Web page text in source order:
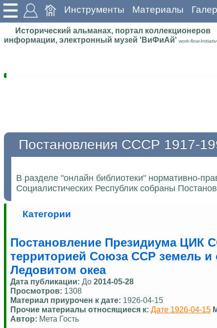
Инструменты Материалы
Исторический альманах, портал коллекционеров
информации, электронный музей 'ВиФиАй' work-flow-
Постановления СССР 1917-
В разделе "онлайн библиотеки" нормативно-
Социалистических Республик собраны
Категории
Постановление Президиума ЦИК
территорией Союза ССР земель
Ледовитом океа
Дата публикации: До 2014-05-28
Просмотров: 1308
Материал приурочен к дате: 1926-04-15
Прочие материалы относящиеся к: Дате 1926-04-15
Автор: Мета Гость